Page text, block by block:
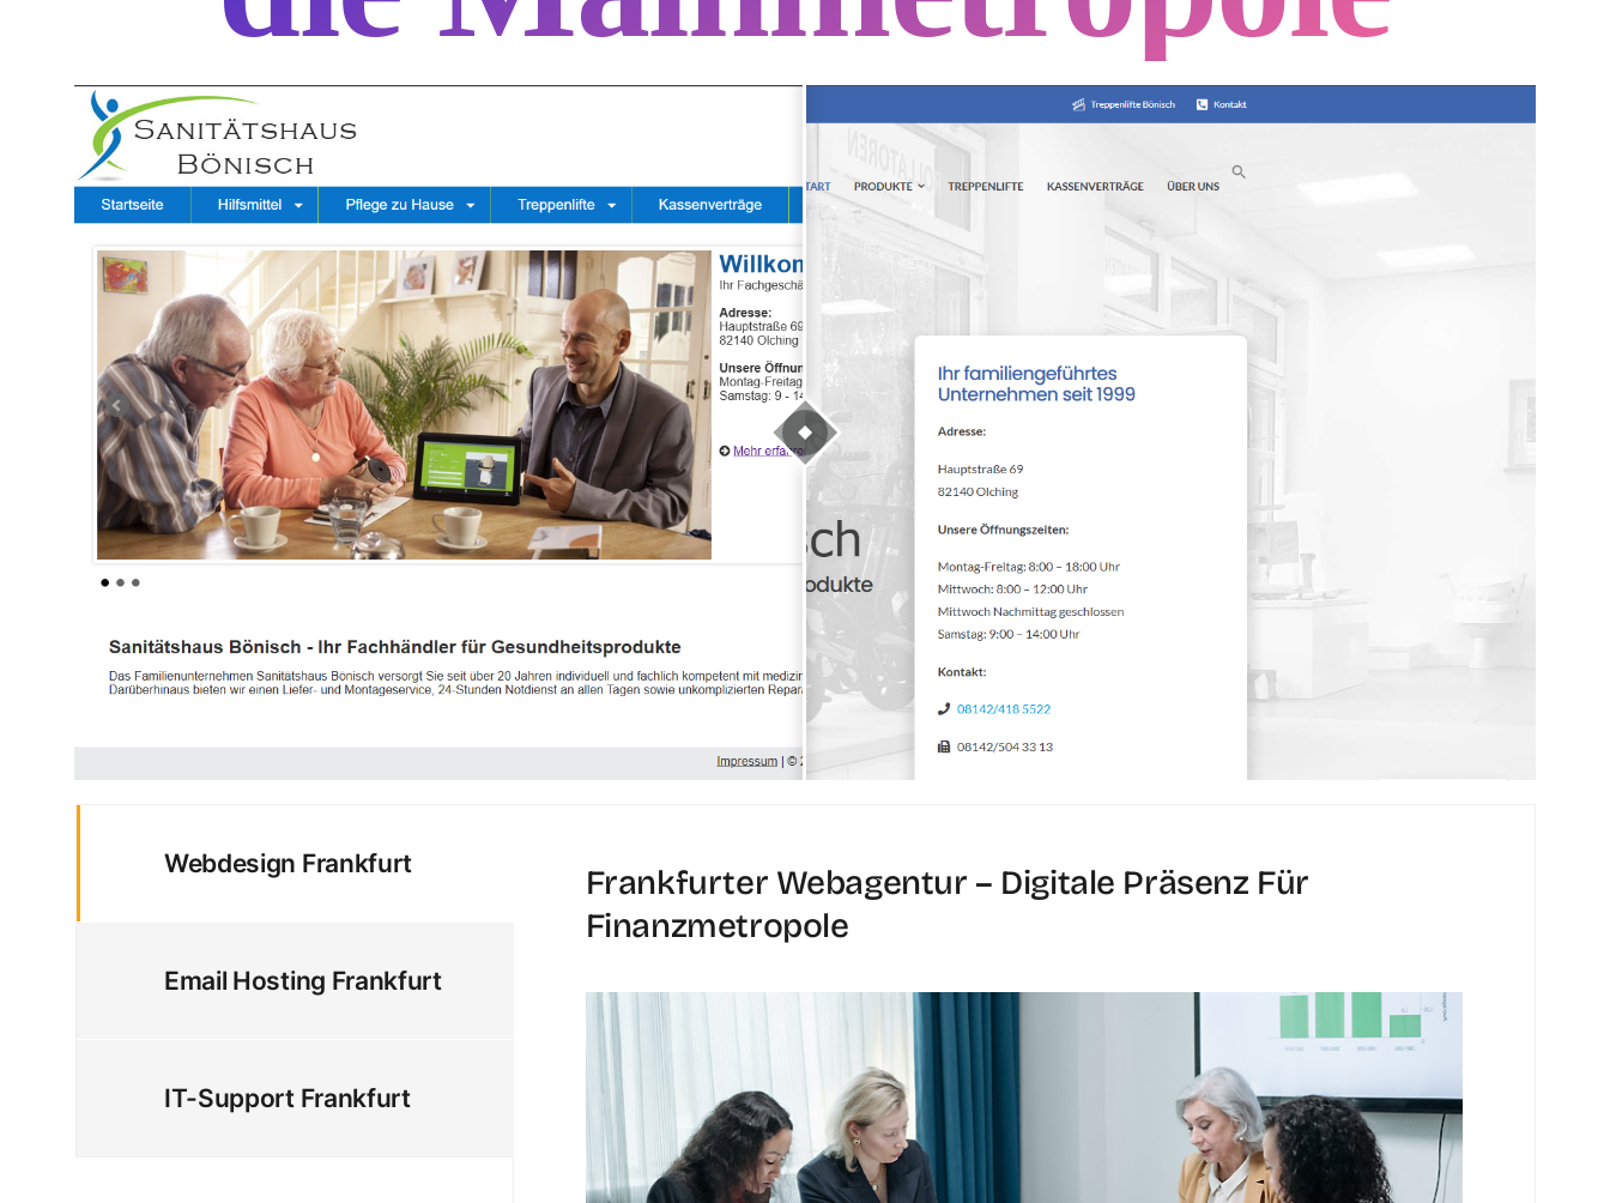
Webdesign Frankfurt
Email Hosting Frankfurt
IT-Support Frankfurt
Frankfurter Webagentur – Digitale Präsenz Für
Finanzmetropole